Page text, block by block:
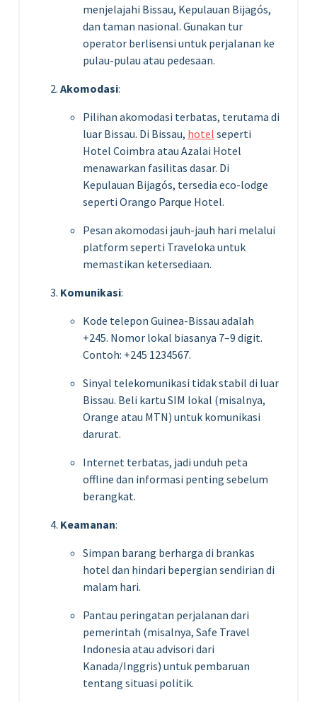
menjelajahi Bissau, Kepulauan Bijagós,
dan taman nasional. Gunakan tur
operator berlisensi untuk perjalanan ke
pulau-pulau atau pedesaan.
Akomodasi:
Pilihan akomodasi terbatas, terutama di
luar Bissau. Di Bissau, hotel seperti
Hotel Coimbra atau Azalai Hotel
menawarkan fasilitas dasar. Di
Kepulauan Bijagós, tersedia eco-lodge
seperti Orango Parque Hotel.
Pesan akomodasi jauh-jauh hari melalui
platform seperti Traveloka untuk
memastikan ketersediaan.
Komunikasi:
Kode telepon Guinea-Bissau adalah
+245. Nomor lokal biasanya 7–9 digit.
Contoh: +245 1234567.
Sinyal telekomunikasi tidak stabil di luar
Bissau. Beli kartu SIM lokal (misalnya,
Orange atau MTN) untuk komunikasi
darurat.
Internet terbatas, jadi unduh peta
offline dan informasi penting sebelum
berangkat.
Keamanan:
Simpan barang berharga di brankas
hotel dan hindari bepergian sendirian di
malam hari.
Pantau peringatan perjalanan dari
pemerintah (misalnya, Safe Travel
Indonesia atau advisori dari
Kanada/Inggris) untuk pembaruan
tentang situasi politik.